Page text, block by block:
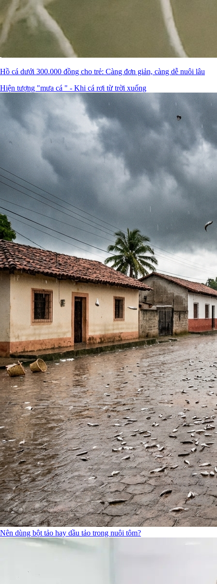
Hồ cá dưới 300.000 đồng cho trẻ: Càng đơn giản, càng dễ nuôi lâu
Hiện tượng "mưa cá " - Khi cá rơi từ trời xuống
Nên dùng bột tảo hay dầu tảo trong nuôi tôm?